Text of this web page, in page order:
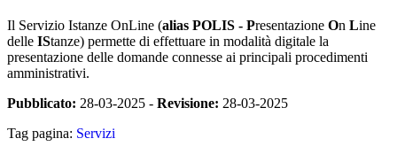
Il Servizio Istanze OnLine (alias POLIS - Presentazione On Line
delle IStanze) permette di effettuare in modalità digitale la
presentazione delle domande connesse ai principali procedimenti
amministrativi.
Pubblicato: 28-03-2025 - Revisione: 28-03-2025
Tag pagina: Servizi